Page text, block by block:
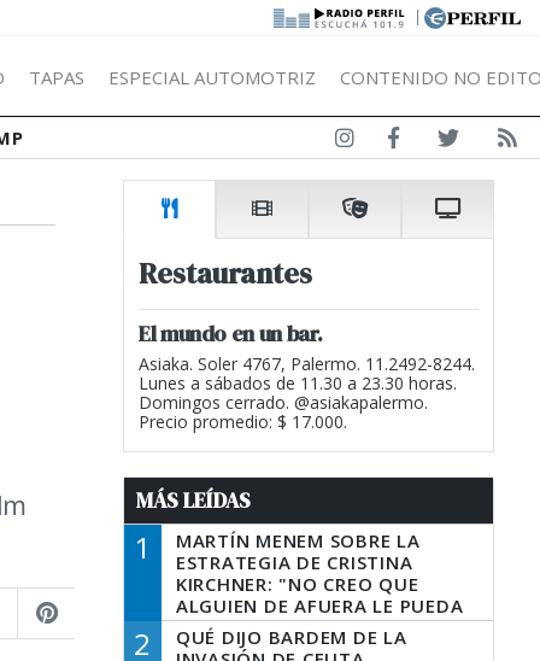
|
TAPAS ESPECIAL AUTOMOTRIZ CONTENIDO NO
Restaurantes
El mundo en un bar.
Asiaka. Soler 4767, Palermo. 11.2492-8244.
Lunes a sábados de 11.30 a 23.30 horas.
Domingos cerrado. @asiakapalermo.
Precio promedio: $ 17.000.
MÁS LEÍDAS
1
MARTÍN MENEM SOBRE LA
ESTRATEGIA DE CRISTINA
KIRCHNER: "NO CREO QUE
ALGUIEN DE AFUERA LE PUEDA
DECIR A LA JUSTICIA LO QUE
TIENE QUE HACER"
2
QUÉ DIJO BARDEM DE LA